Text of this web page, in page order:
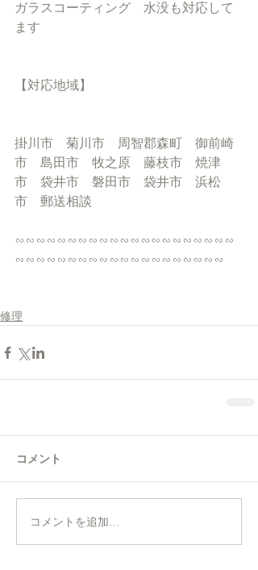
ガラスコーティング　水没も対応して
ます
【対応地域】
掛川市　菊川市　周智郡森町　御前崎
市　島田市　牧之原　藤枝市　焼津
市　袋井市　磐田市　袋井市　浜松
市　郵送相談
∽∽∽∽∽∽∽∽∽∽∽∽∽∽∽∽∽∽∽∽∽
∽∽∽∽∽∽∽∽∽∽∽∽∽∽∽∽∽∽∽∽
修理
コメント
コメントを追加…